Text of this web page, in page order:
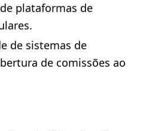
plataformas de
de sistemas de
de comissões ao